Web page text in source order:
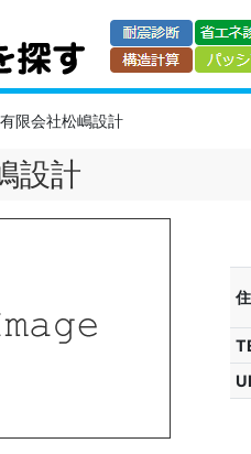
有限会社松嶋設計
設計